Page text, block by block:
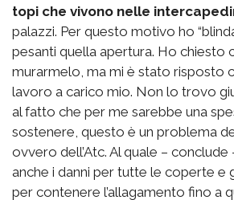
topi che vivono nelle
palazzi. Per questo motivo ho
pesanti quella apertura. Ho chiesto
murarmelo, ma mi è stato risposto
lavoro a carico mio. Non lo trovo
al fatto che per me sarebbe una
sostenere, questo è un problema
ovvero dell’Atc. Al quale –
anche i danni per tutte le coperte e
per contenere l’allagamento fino a